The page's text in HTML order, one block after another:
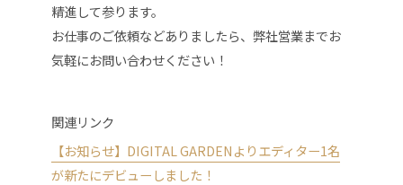
精進して参ります。
お仕事のご依頼などありましたら、弊社営業までお
気軽にお問い合わせください！
関連リンク
【お知らせ】DIGITAL GARDENよりエディター1名
が新たにデビューしました！